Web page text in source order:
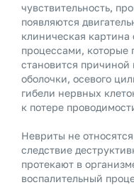
чувствительность,
появляются
клиническая картина
процессами, которые
становится
оболочки, осевого
гибели нервных
к потере
Невриты не
следствие
протекают в
воспалительный